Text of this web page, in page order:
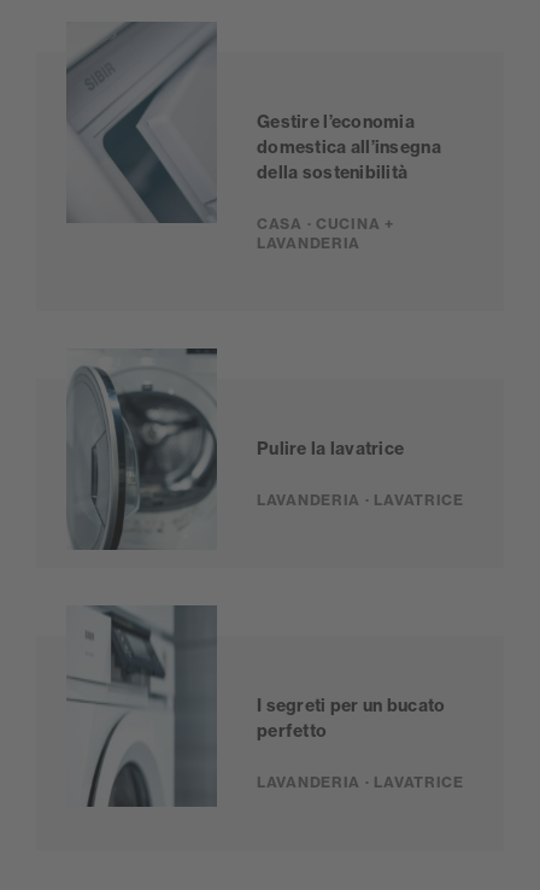
Gestire l’economia
domestica all’insegna
della sostenibilità
CASA · CUCINA +
LAVANDERIA
Pulire la lavatrice
LAVANDERIA · LAVATRICE
I segreti per un bucato
perfetto
LAVANDERIA · LAVATRICE